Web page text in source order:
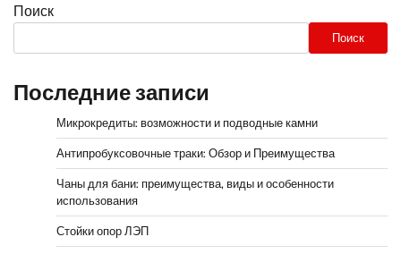
Поиск
Поиск
Последние записи
Микрокредиты: возможности и подводные камни
Антипробуксовочные траки: Обзор и Преимущества
Чаны для бани: преимущества, виды и особенности
использования
Стойки опор ЛЭП